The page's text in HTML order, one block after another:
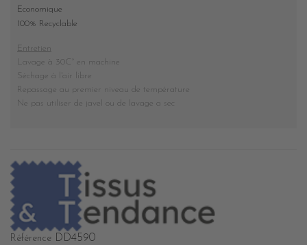
Economique
100% Recyclable
Entretien
Lavage à 30C° en machine
Séchage à l'air libre
Repassage au premier niveau de température
Ne pas utiliser de javel ou de lavage a sec
Référence DD4590